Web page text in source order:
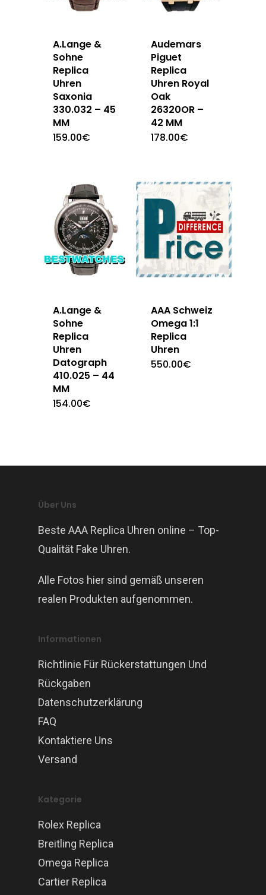
A.Lange &
Sohne
Replica
Uhren
Saxonia
330.032 – 45
MM
159.00€
Audemars
Piguet
Replica
Uhren Royal
Oak
26320OR –
42 MM
178.00€
A.Lange &
Sohne
Replica
Uhren
Datograph
410.025 – 44
MM
154.00€
AAA Schweiz
Omega 1:1
Replica
Uhren
550.00€
Über Uns
Beste AAA Replica Uhren online – Top-
Qualität Fake Uhren.
Alle Fotos hier sind gemäß unseren
realen Produkten aufgenommen.
Informationen
Richtlinie Für Rückerstattungen Und
Rückgaben
Datenschutzerklärung
FAQ
Kontaktiere Uns
Versand
Kategorie
Rolex Replica
Breitling Replica
Omega Replica
Cartier Replica